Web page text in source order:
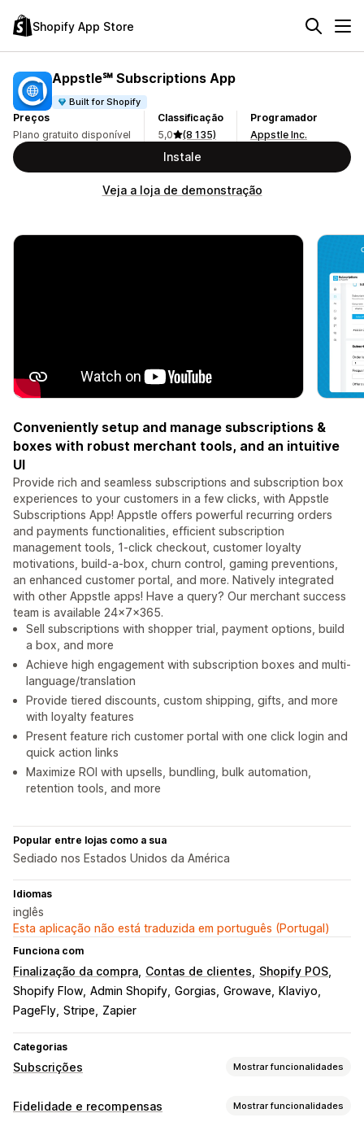
Shopify App Store
Appstle℠ Subscriptions App
Built for Shopify
Preços
Plano gratuito disponível
Classificação
5,0
(8 135)
Programador
Appstle Inc.
Instale
Veja a loja de demonstração
Conveniently setup and manage subscriptions &
boxes with robust merchant tools, and an intuitive
UI
Provide rich and seamless subscriptions and subscription box
experiences to your customers in a few clicks, with Appstle
Subscriptions App! Appstle offers powerful recurring orders
and payments functionalities, efficient subscription
management tools, 1-click checkout, customer loyalty
motivations, build-a-box, churn control, gaming preventions,
an enhanced customer portal, and more. Natively integrated
with other Appstle apps! Have a query? Our merchant success
team is available 24x7x365.
Sell subscriptions with shopper trial, payment options, build
a box, and more
Achieve high engagement with subscription boxes and multi-
language/translation
Provide tiered discounts, custom shipping, gifts, and more
with loyalty features
Present feature rich customer portal with one click login and
quick action links
Maximize ROI with upsells, bundling, bulk automation,
retention tools, and more
Popular entre lojas como a sua
Sediado nos Estados Unidos da América
Idiomas
inglês
Esta aplicação não está traduzida em português (Portugal)
Funciona com
Finalização da compra Contas de clientes
Shopify POS
Shopify Flow Admin Shopify Gorgias Growave
Klaviyo
PageFly Stripe Zapier
Categorias
Subscrições Mostrar funcionalidades
Tipos de subscrição
Fidelidade e recompensas Mostrar funcionalidades